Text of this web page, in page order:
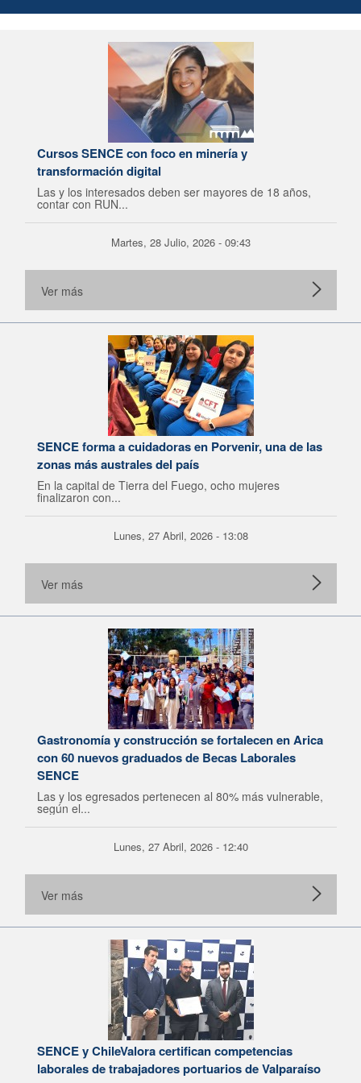
Cursos SENCE con foco en minería y
transformación digital
Las y los interesados deben ser mayores de 18 años,
contar con RUN...
Martes, 28 Julio, 2026 - 09:43
Ver más
SENCE forma a cuidadoras en Porvenir, una de las
zonas más australes del país
En la capital de Tierra del Fuego, ocho mujeres
finalizaron con...
Lunes, 27 Abril, 2026 - 13:08
Ver más
Gastronomía y construcción se fortalecen en Arica
con 60 nuevos graduados de Becas Laborales
SENCE
Las y los egresados pertenecen al 80% más vulnerable,
según el...
Lunes, 27 Abril, 2026 - 12:40
Ver más
SENCE y ChileValora certifican competencias
laborales de trabajadores portuarios de Valparaíso